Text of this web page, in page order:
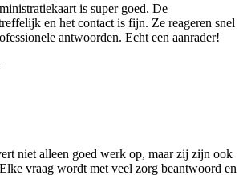
is super goed. De
en het contact is fijn. Ze reageren snel
antwoorden. Echt een aanrader!
niet alleen goed werk op, maar zij zijn ook
vraag wordt met veel zorg beantwoord en